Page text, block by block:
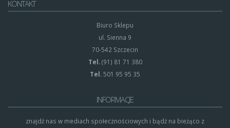
KONTAKT
Biuro Sklepu
ul. Sienna 9
70-542 Szczecin
Tel.(91) 81 71 380
Tel. 501 95 95 35
INFORMACJE
znajdź nas w mediach społecznościowych i bądź na bieżąco z